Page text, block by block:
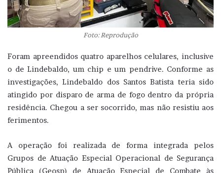
Foto: Reprodução
Foram apreendidos quatro aparelhos celulares, inclusive
o de Lindebaldo, um chip e um pendrive. Conforme as
investigações, Lindebaldo dos Santos Batista teria sido
atingido por disparo de arma de fogo dentro da própria
residência. Chegou a ser socorrido, mas não resistiu aos
ferimentos.
A operação foi realizada de forma integrada pelos
Grupos de Atuação Especial Operacional de Segurança
Pública (Geosp) de Atuação Especial de Combate às